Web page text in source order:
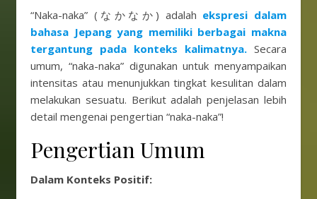
“Naka-naka” (なかなか) adalah ekspresi dalam
bahasa Jepang yang memiliki berbagai makna
tergantung pada konteks kalimatnya. Secara
umum, “naka-naka” digunakan untuk menyampaikan
intensitas atau menunjukkan tingkat kesulitan dalam
melakukan sesuatu. Berikut adalah penjelasan lebih
detail mengenai pengertian “naka-naka”!
Pengertian Umum
Dalam Konteks Positif: